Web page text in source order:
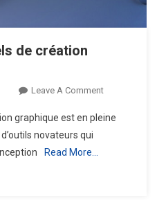
de création
Leave A CommentOn
Meilleurs
graphique est en pleine
novateurs qui
Read More…